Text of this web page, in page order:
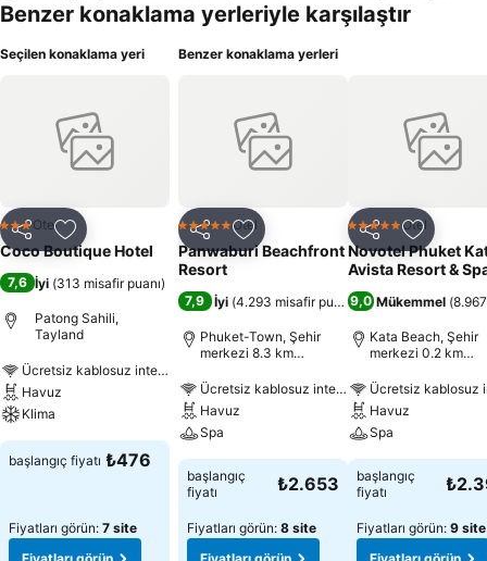
Benzer konaklama yerleriyle karşılaştır
Seçilen konaklama yeri
Paylaş Favorilerime ekle
3 YıldızOtel
Coco Boutique Hotel
7,6 İyi (313 misafir puanı)
Patong Sahili,
Tayland
Ücretsiz kablosuz internet
Havuz
Klima
başlangıç fiyatı ₺476
Fiyatları görün: 7 site
Benzer konaklama yerleri
Paylaş Favorilerime ekle
5 Yıldız Otel
Panwaburi Beachfront
Resort
7,9 İyi (4.293 misafir puanı)
Phuket-Town, Şehir
merkezi 8.3 km
Ücretsiz kablosuz internet
Havuz
Spa
başlangıç
fiyatı
₺2.653
Fiyatları görün: 8 site
Paylaş
5 Yıldız Otel
Novotel Phuket
Avista Resort &
9,0 Mükemmel (
Kata Beach, Şehir
merkezi 0.2 km
Ücretsiz kablosuz
Havuz
Spa
başlangıç
fiyatı
Fiyatları görün: 9 site